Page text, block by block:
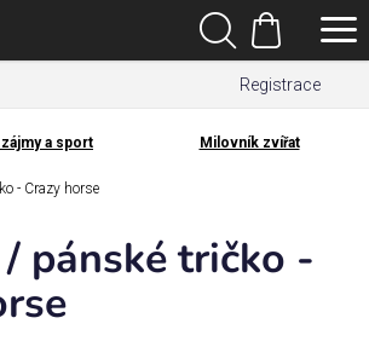
Registrace
Hledat
Nákupní
košík
a sport Milovník zvířat
- Crazy horse
pánské tričko -